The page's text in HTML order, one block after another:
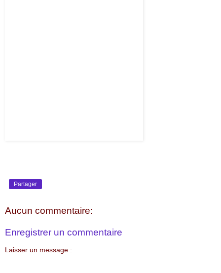
Partager
Aucun commentaire:
Enregistrer un commentaire
Laisser un message :